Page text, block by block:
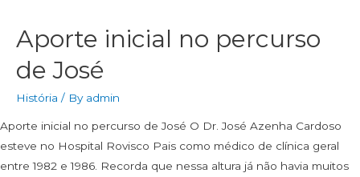
Aporte inicial no percurso
de José
História / By admin
Aporte inicial no percurso de José O Dr. José Azenha Cardoso
esteve no Hospital Rovisco Pais como médico de clínica geral
entre 1982 e 1986. Recorda que nessa altura já não havia muitos